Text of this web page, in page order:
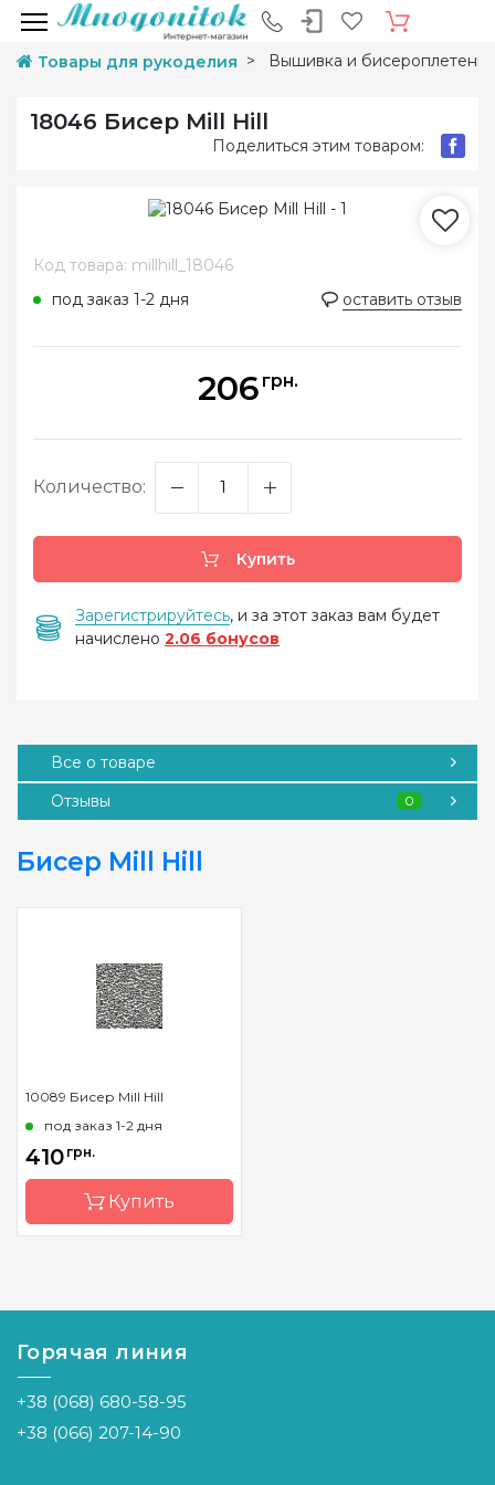
Товары для рукоделия Вышивка и
18046 Бисер Mill Hill
Поделиться этим товаром:
Код товара: millhill_18046
под заказ 1-2 дня
оставить отзыв
206 грн.
Количество:
Купить
Зарегистрируйтесь, и за этот заказ вам будет
начислено 2.06 бонусов
Все о товаре
Отзывы
0
Бисер Mill Hill
10089 Бисер Mill Hill
под заказ 1-2 дня
410 грн.
Купить
производитель
Материал
Размер
бисера
Горячая линия
+38 (068) 680-58-95
+38 (066) 207-14-90